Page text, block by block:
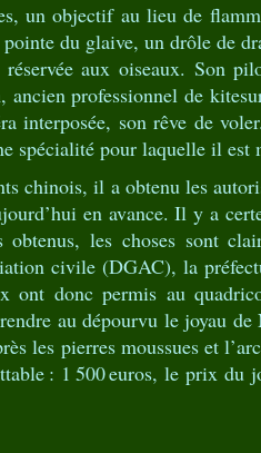
un objectif au lieu de
du glaive, un drôle de
aux oiseaux. Son
ancien professionnel de
interposée, son rêve de
spécialité pour laquelle il est
chinois, il a obtenu les
en avance. Il y a
obtenus, les choses sont
civile (DGAC), la
ont donc permis au
au dépourvu le joyau
les pierres moussues et
: 1 500 euros, le prix du